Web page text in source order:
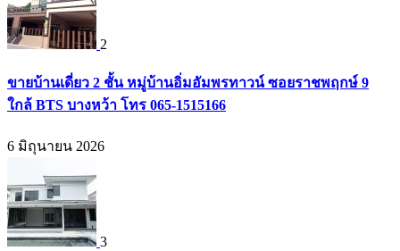
2
ขายบ้านเดี่ยว 2 ชั้น หมู่บ้านอิ่มอัมพรทาวน์ ซอยราชพฤกษ์ 9
ใกล้ BTS บางหว้า โทร 065-1515166
6 มิถุนายน 2026
3